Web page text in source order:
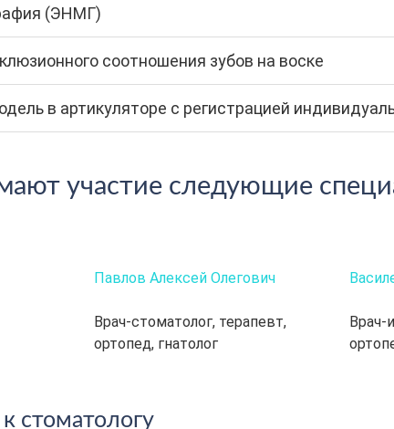
(ЭНМГ)
соотношения зубов на воске
в артикуляторе с регистрацией
участие следующие
Павлов Алексей Олегович
Врач-стоматолог, терапевт,
ортопед, гнатолог
Врач-
стоматологу